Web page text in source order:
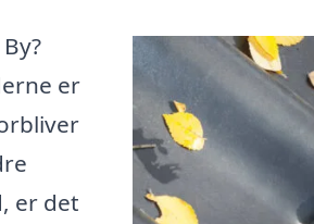
er
er det